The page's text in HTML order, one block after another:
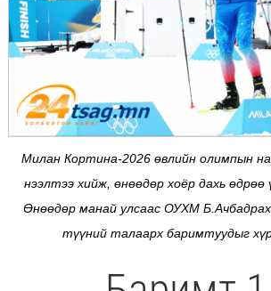
Милан Кортина-2026 өвлийн олимпын
нээлтээ хийж, өнөөдөр хоёр дахь өдрөө
Өнөөдөр манай улсаас ОУХМ
түүний талаарх баримтуудыг